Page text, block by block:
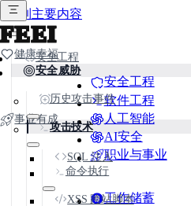
跳到主要内容
FEEI
健康幸福
事业有成
安全工程
软件工程
人工智能
AI安全
职业与事业
工作储蓄
安全工程
安全威胁
历史攻击事件
攻击技术
SQL 注入
命令执行
XSS 跨站脚本